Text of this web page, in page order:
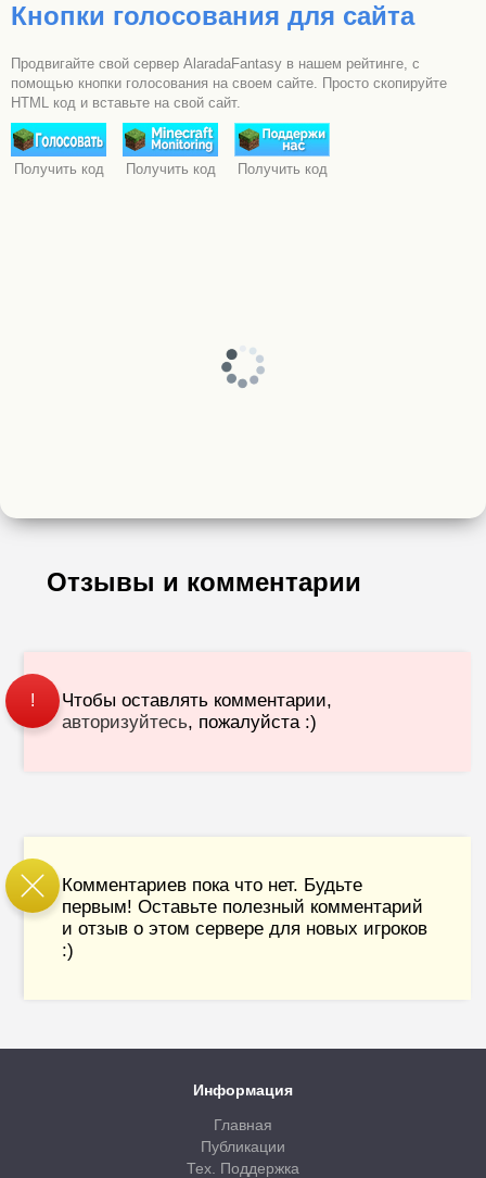
Кнопки голосования для сайта
Продвигайте свой сервер AlaradaFantasy в нашем рейтинге, с
помощью кнопки голосования на своем сайте. Просто скопируйте
HTML код и вставьте на свой сайт.
Получить код Получить код Получить код
Отзывы и комментарии
!
Чтобы оставлять комментарии,
авторизуйтесь, пожалуйста :)
Комментариев пока что нет. Будьте
первым! Оставьте полезный комментарий
и отзыв о этом сервере для новых игроков
:)
Информация
Главная
Публикации
Тех. Поддержка